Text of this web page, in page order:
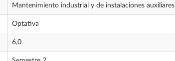
Mantenimiento industrial y de instalaciones auxiliares
Optativa
6,0